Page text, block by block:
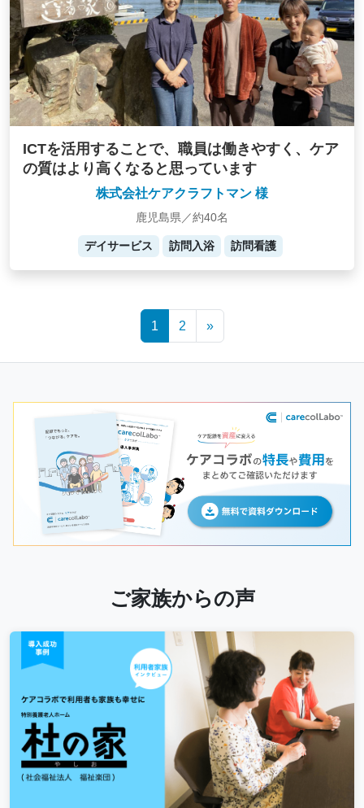
ICTを活用することで、職員は働きやすく、ケア
の質はより高くなると思っています
株式会社ケアクラフトマン 様
鹿児島県／約40名
デイサービス 訪問入浴 訪問看護
1 2 »
ご家族からの声